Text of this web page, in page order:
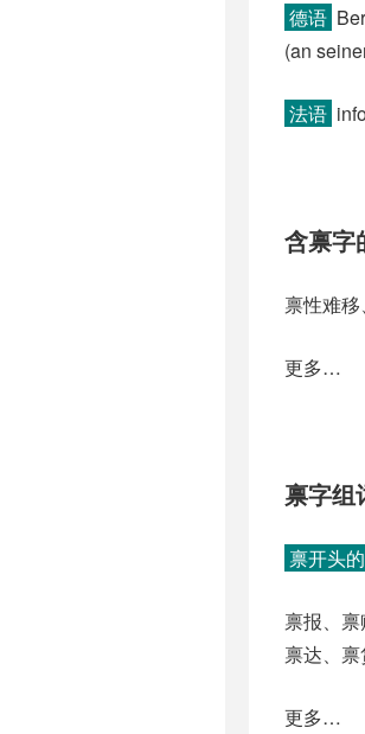
德语
(an
法语
含禀字
禀性难
更多…
禀字组
禀开头
禀报、
禀达、
更多…